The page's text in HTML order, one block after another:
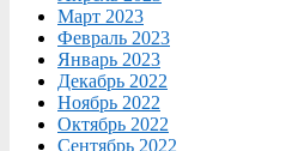
Март 2023
Февраль 2023
Январь 2023
Декабрь 2022
Ноябрь 2022
Октябрь 2022
Сентябрь 2022